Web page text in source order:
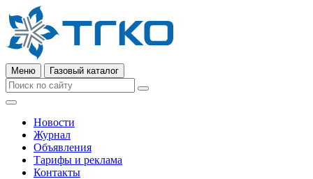
Меню Газовый каталог
Новости
Журнал
Объявления
Тарифы и реклама
Контакты